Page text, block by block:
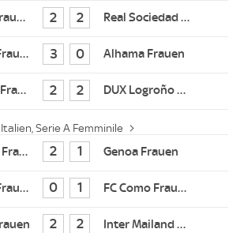
2 2
3 0
2 2
Italien, Serie A Femminile
2 1
0 1
2 2